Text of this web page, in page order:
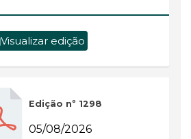
Visualizar edição
Edição nº 1298
05/08/2026